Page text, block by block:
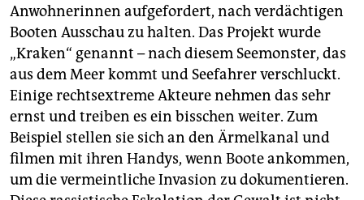
Anwohnerinnen aufgefordert, nach verdächtigen
Booten Ausschau zu halten. Das Projekt wurde
„Kraken“ genannt – nach diesem Seemonster, das
aus dem Meer kommt und Seefahrer verschluckt.
Einige rechtsextreme Akteure nehmen das sehr
ernst und treiben es ein bisschen weiter. Zum
Beispiel stellen sie sich an den Ärmelkanal und
filmen mit ihren Handys, wenn Boote ankommen,
um die vermeintliche Invasion zu dokumentieren.